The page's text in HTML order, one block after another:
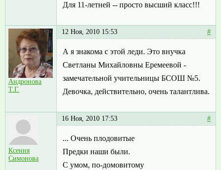
Для 11-летней -- просто высший класс!!!
Андронова
Т.Г.
12 Ноя, 2010 15:53 #
А я знакома с этой леди. Это внучка
Светланы Михайловны Еремеевой -
замечательной учительницы БСОШ №5.
Девочка, действительно, очень талантлива.
Ксения
Симонова
16 Ноя, 2010 17:53 #
... Очень плодовитые
Предки наши были.
С умом, по-домовитому